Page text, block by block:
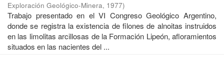
Exploración Geológico-Minera, 1977)
Trabajo presentado en el VI Congreso Geológico Argentino,
donde se registra la existencia de filones de alnoitas instruidos
en las limolitas arcillosas de la Formación Lipeón, afloramientos
situados en las nacientes del ...